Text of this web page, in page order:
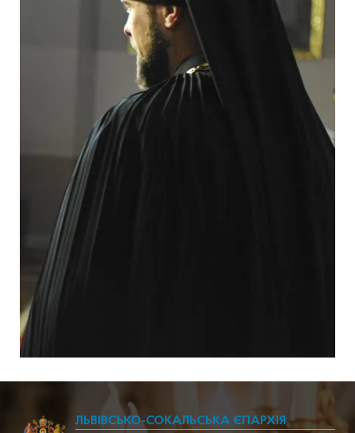
ЛЬВІВСЬКО-СОКАЛЬСЬКА ЄПАРХІЯ